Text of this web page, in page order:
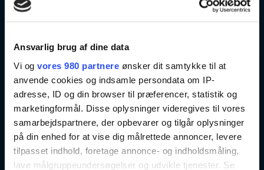
Ansvarlig brug af dine data
Vi og vores 980 partnere ønsker dit samtykke til at
anvende cookies og indsamle persondata om IP-
adresse, ID og din browser til præferencer, statistik og
marketingformål. Disse oplysninger videregives til vores
samarbejdspartnere, der opbevarer og tilgår oplysninger
på din enhed for at vise dig målrettede annoncer, levere
tilpasset indhold, foretage annonce- og indholdsmåling,
lave målgruppeundersøgelser og udvikle tjenester. Se